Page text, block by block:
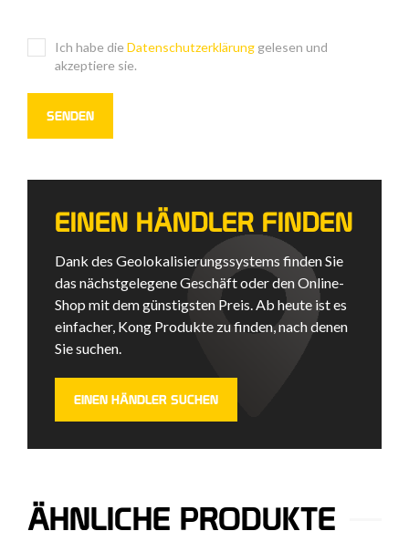
Ich habe die Datenschutzerklärung gelesen und
akzeptiere sie.
EINEN HÄNDLER FINDEN
Dank des Geolokalisierungssystems finden Sie
das nächstgelegene Geschäft oder den Online-
Shop mit dem günstigsten Preis. Ab heute ist es
einfacher, Kong Produkte zu finden, nach denen
Sie suchen.
EINEN HÄNDLER SUCHEN
ÄHNLICHE PRODUKTE